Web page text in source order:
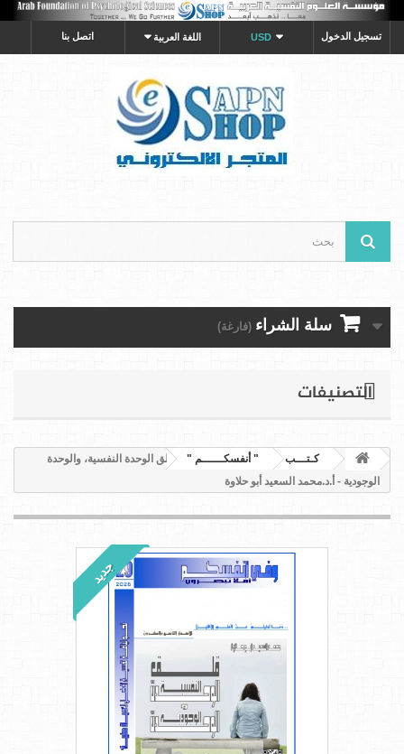
تسجيل الدخول USD اللغة العربية اتصل بنا
سلة الشراء (فارغة)
التصنيفات
كـتـــب " أنفسكــــــم "
قلق الوحدة النفسية، والوحدة
الوجودية - أ.د.محمد السعيد أبو حلاوة
جديد